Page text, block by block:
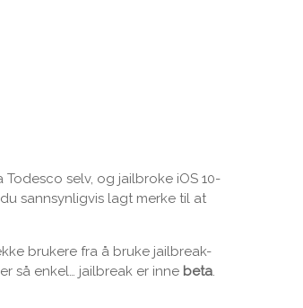
selv, og jailbroke iOS 10-
sannsynligvis lagt merke til at
brukere fra å bruke jailbreak-
så enkel… jailbreak er inne beta.